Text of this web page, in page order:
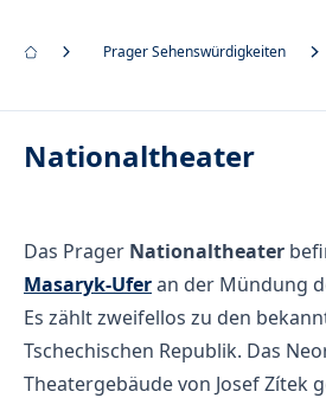
Prager Sehenswürdigkeiten
Nationaltheater
Das Prager Nationaltheater
Masaryk-Uferan der Mündung
Es zählt zweifellos zu den
Tschechischen Republik. Das
Theatergebäude von Josef Zítek